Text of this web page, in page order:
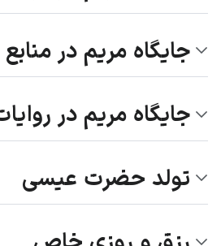
جایگاه مریم در
جایگاه مریم در
تولد حضرت عیسی